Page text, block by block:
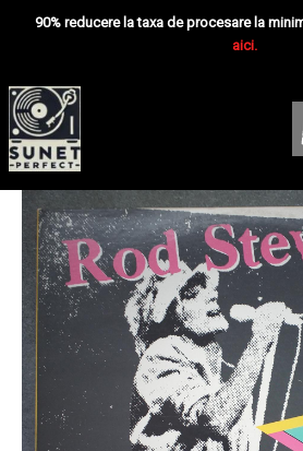
90% reducere la taxa de procesare la
aici.